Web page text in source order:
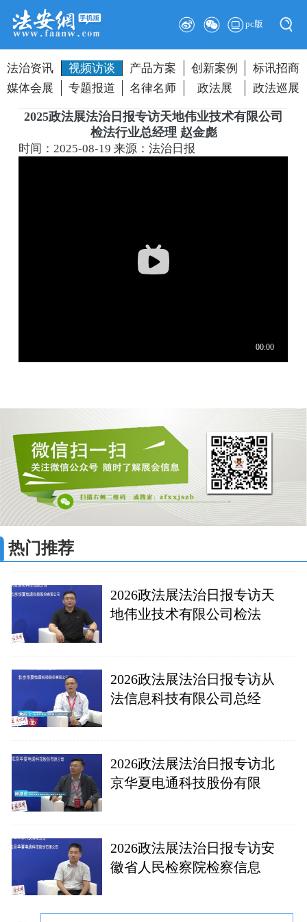
pc版
法治资讯 视频访谈 产品方案 创新案例
标讯招商
媒体会展
专题报道 名律名师 政法展 政法巡展
2025政法展法治日报专访天地伟业技术有限公司
检法行业总经理 赵金彪
时间：2025-08-19来源：法治日报
热门推荐
2026政法展法治日报专访天
地伟业技术有限公司检法
2026政法展法治日报专访从
法信息科技有限公司总经
2026政法展法治日报专访北
京华夏电通科技股份有限
2026政法展法治日报专访安
徽省人民检察院检察信息